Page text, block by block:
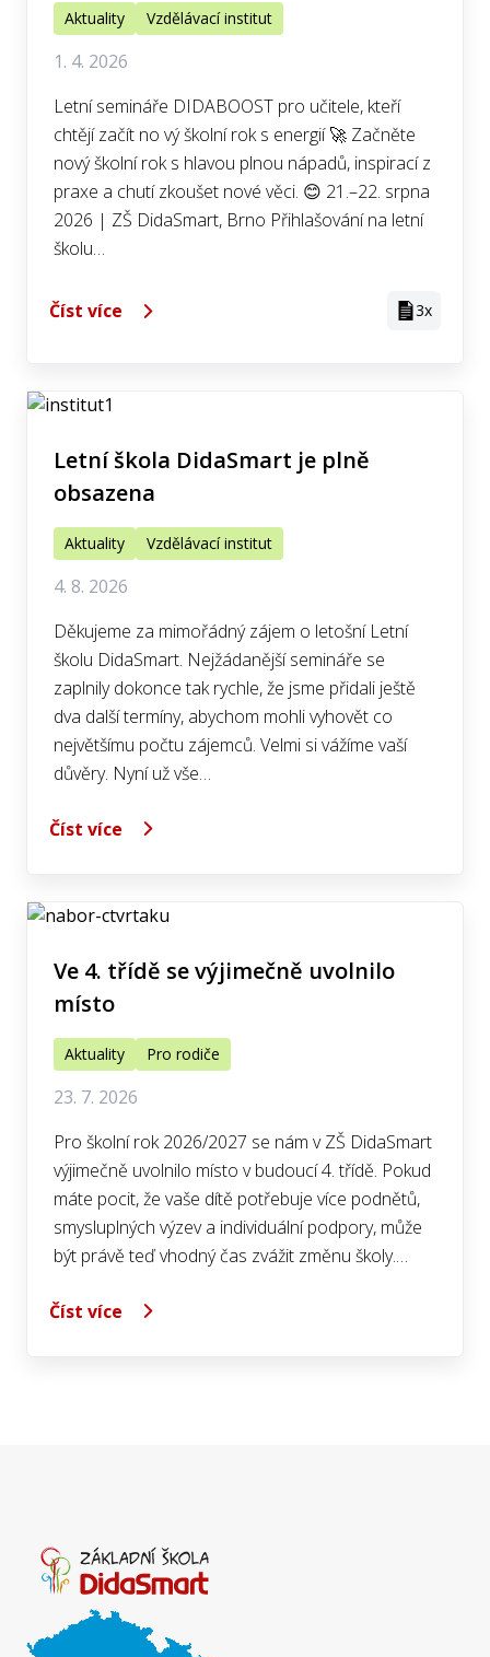
Aktuality Vzdělávací institut
1. 4. 2026
Letní semináře DIDABOOST pro učitele, kteří
chtějí začít no vý školní rok s energií 🚀 Začněte
nový školní rok s hlavou plnou nápadů, inspirací z
praxe a chutí zkoušet nové věci. 😊 21.–22. srpna
2026 | ZŠ DidaSmart, Brno Přihlašování na letní
školu…
Číst více 3x
Letní škola DidaSmart je plně
obsazena
Aktuality Vzdělávací institut
4. 8. 2026
Děkujeme za mimořádný zájem o letošní Letní
školu DidaSmart. Nejžádanější semináře se
zaplnily dokonce tak rychle, že jsme přidali ještě
dva další termíny, abychom mohli vyhovět co
největšímu počtu zájemců. Velmi si vážíme vaší
důvěry. Nyní už vše…
Číst více
Ve 4. třídě se výjimečně uvolnilo
místo
Aktuality Pro rodiče
23. 7. 2026
Pro školní rok 2026/2027 se nám v ZŠ DidaSmart
výjimečně uvolnilo místo v budoucí 4. třídě. Pokud
máte pocit, že vaše dítě potřebuje více podnětů,
smysluplných výzev a individuální podpory, může
být právě teď vhodný čas zvážit změnu školy.…
Číst více